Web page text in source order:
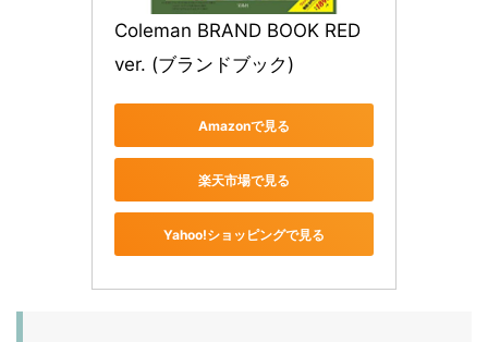
Coleman BRAND BOOK RED
ver. (ブランドブック)
Amazonで見る
楽天市場で見る
Yahoo!ショッピングで見る